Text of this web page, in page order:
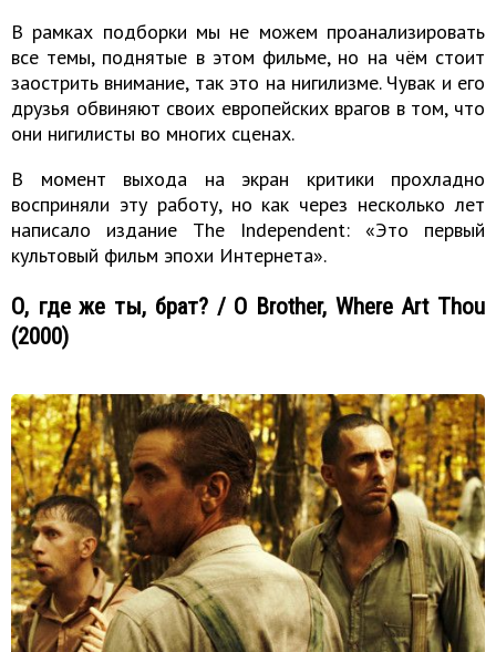
В рамках подборки мы не можем проанализировать
все темы, поднятые в этом фильме, но на чём стоит
заострить внимание, так это на нигилизме. Чувак и его
друзья обвиняют своих европейских врагов в том, что
они нигилисты во многих сценах.
В момент выхода на экран критики прохладно
восприняли эту работу, но как через несколько лет
написало издание The Independent: «Это первый
культовый фильм эпохи Интернета».
О, где же ты, брат? / O Brother, Where Art Thou
(2000)